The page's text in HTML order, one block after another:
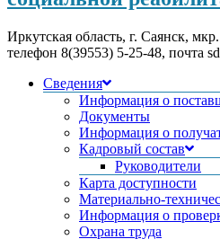
Иркутская область, г. Саянск,
телефон 8(39553) 5-25-48, почта
Сведения
Информация о
Документы
Информация о
Кадровый состав
Руководители
Карта доступности
Материально-
Информация о
Охрана труда